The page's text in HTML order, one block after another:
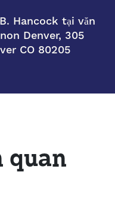
Hancock tại văn
Denver, 305
CO 80205
quan